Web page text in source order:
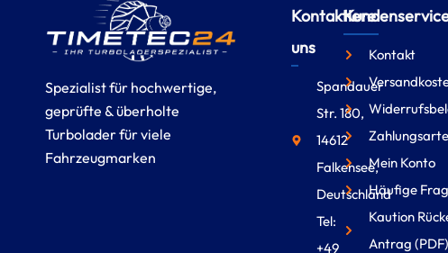
Spezialist für hochwertige,
geprüfte & überholte
Turbolader für viele
Fahrzeugmarken
Kontaktiere
uns
Spandauer
Str. 180,
14612
Falkensee,
Deutschland
Tel:
+49
Kontakt
Mein Konto
Häufige
Kaution
Antrag (PDF)